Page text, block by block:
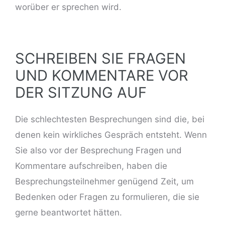
worüber er sprechen wird.
SCHREIBEN SIE FRAGEN
UND KOMMENTARE VOR
DER SITZUNG AUF
Die schlechtesten Besprechungen sind die, bei
denen kein wirkliches Gespräch entsteht. Wenn
Sie also vor der Besprechung Fragen und
Kommentare aufschreiben, haben die
Besprechungsteilnehmer genügend Zeit, um
Bedenken oder Fragen zu formulieren, die sie
gerne beantwortet hätten.